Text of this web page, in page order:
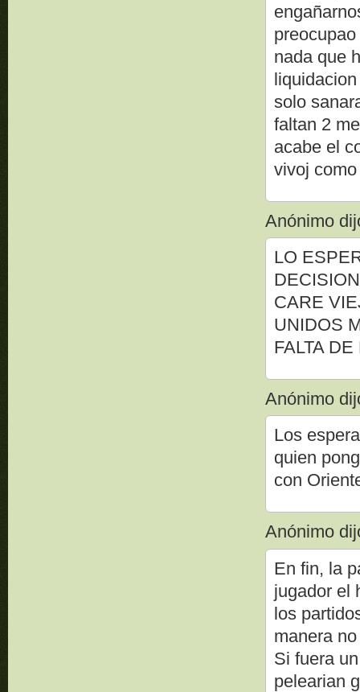
nada que
solo
faltan 2
acabe el
vivoj
Anónimo
LO
CARE
UNIDOS
FALTA
Anónimo
Los
quien
con
Anónimo
En fin, la
jugador el
los
manera
Si fuera
pelearian